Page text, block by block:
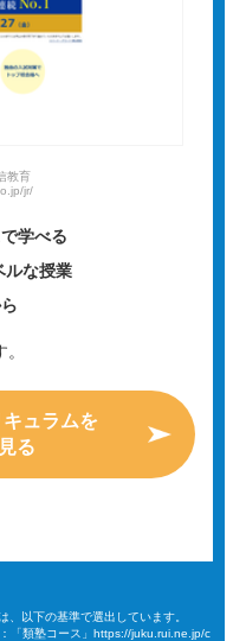
教育
jr/
学べる
ルな授業
ュラムを
る
以下の基準で選出しています。
「類塾コース」https://juku.rui.ne.jp/c